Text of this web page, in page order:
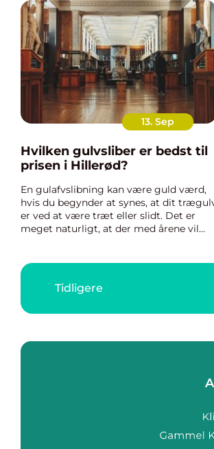
mærke efter andre tunge møbler som ...
13. Sep
Hvilken gulvsliber er bedst til
prisen i Hillerød?
En gulafvslibning kan være guld værd,
hvis du begynder at synes, at dit
er ved at være træt eller slidt. Det er
meget naturligt, at der med årene vil
kan være efter spisebordss...
Tidligere